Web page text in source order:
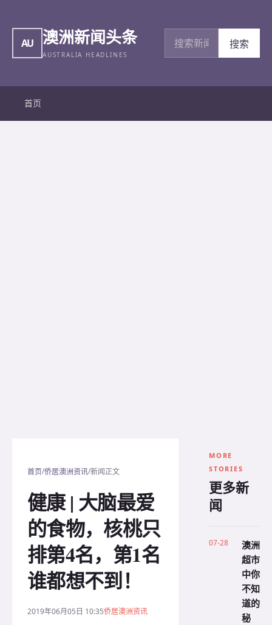
AU 澳洲新闻头条
AUSTRALIA HEADLINES
搜索新闻
搜索
首页
首页/侨居澳洲资讯/新闻正文
健康 | 大脑最爱
的食物，核桃只
排第4名，第1名
谁都想不到！
2019年06月05日 10:35侨居澳洲资讯
MORE
STORIES
更多新
闻
07-28
澳洲
超市
中你
不知
道的
秘